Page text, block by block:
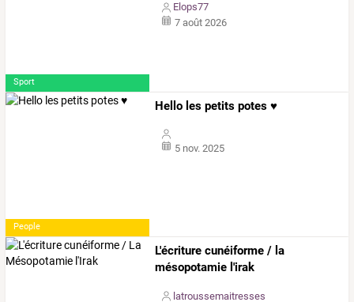
Sport
Elops77
7 août 2026
People
Hello les petits potes ♥
5 nov. 2025
L'écriture cunéiforme / la
mésopotamie l'irak
latroussemaitresses